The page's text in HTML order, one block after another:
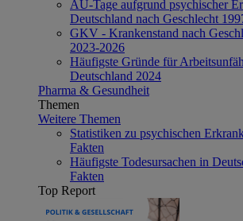
AU-Tage aufgrund psychischer
Deutschland nach Geschlecht
GKV - Krankenstand nach
2023-2026
Häufigste Gründe für
Deutschland 2024
Pharma & Gesundheit
Themen
Weitere Themen
Statistiken zu psychischen
Fakten
Häufigste Todesursachen in
Fakten
Top Report